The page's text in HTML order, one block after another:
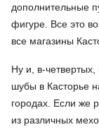
дополнительные
фигуре. Все это
все магазины
Ну и, в-
шубы в Касторье
городах. Если же
из различных